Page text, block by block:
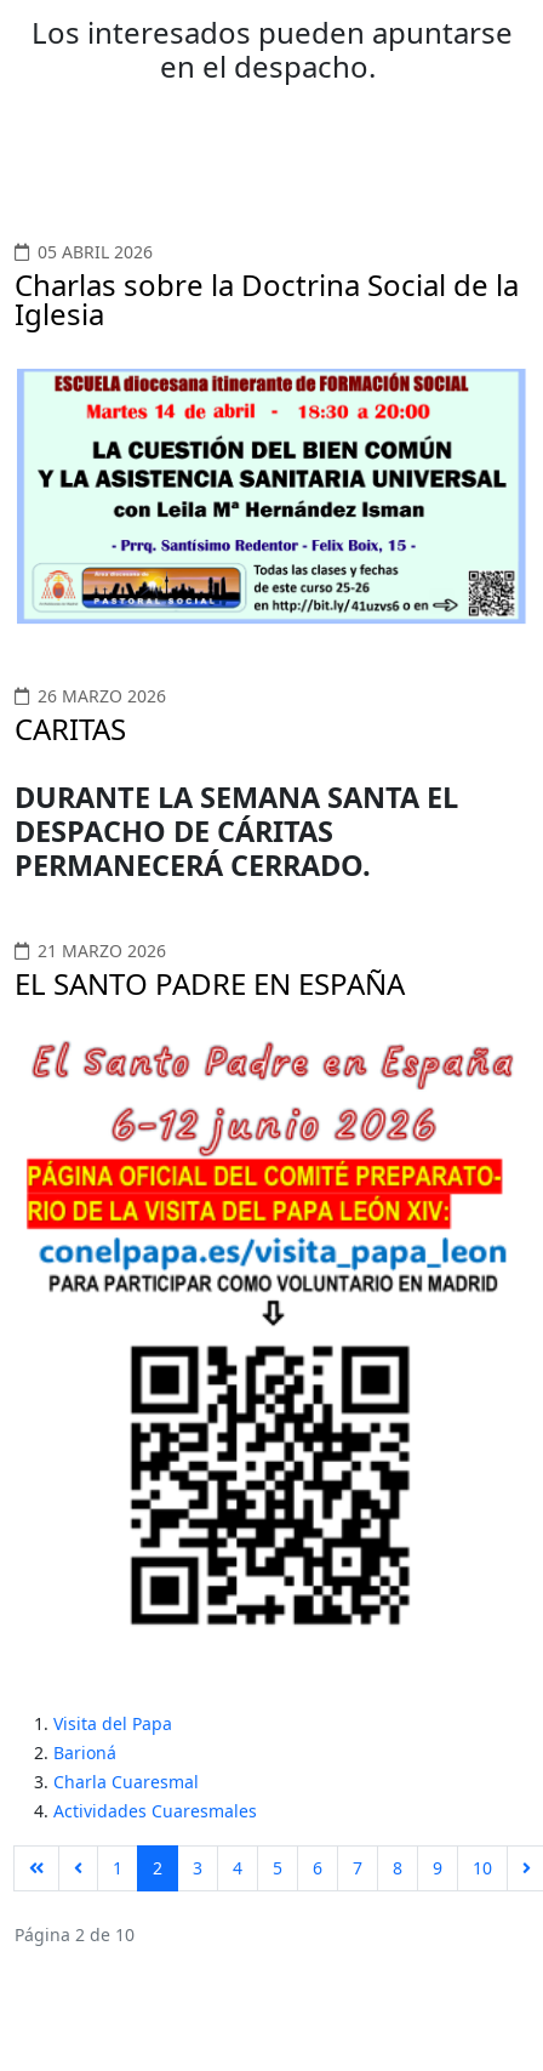
Los interesados pueden apuntarse
en el despacho.
05 ABRIL 2026
Charlas sobre la Doctrina Social de la
Iglesia
26 MARZO 2026
CARITAS
DURANTE LA SEMANA SANTA EL
DESPACHO DE CÁRITAS
PERMANECERÁ CERRADO.
21 MARZO 2026
EL SANTO PADRE EN ESPAÑA
Visita del Papa
Barioná
Charla Cuaresmal
Actividades Cuaresmales
1 2 3 4 5 6 7 8 9 10
Página 2 de 10